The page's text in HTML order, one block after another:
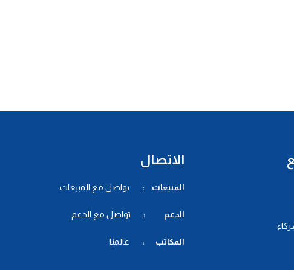
الاتصال
المبيعات : تواصل مع المبيعات
الدعم : تواصل مع الدعم
المكاتب : عالميًا